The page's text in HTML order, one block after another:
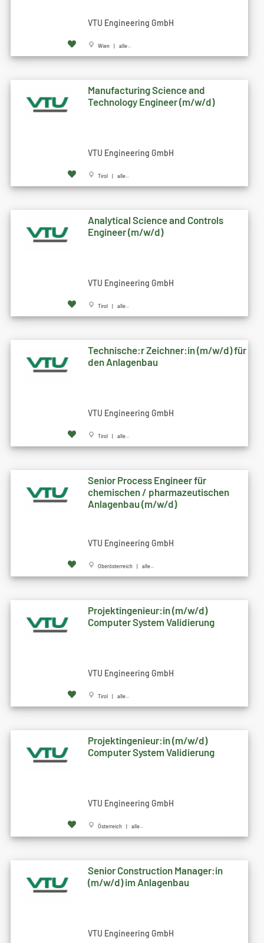
VTU Engineering GmbH
Wien | alle...
Manufacturing Science and
Technology Engineer (m/w/d)
VTU Engineering GmbH
Tirol | alle...
Analytical Science and Controls
Engineer (m/w/d)
VTU Engineering GmbH
Tirol | alle...
Technische:r Zeichner:in (m/w/d) für
den Anlagenbau
VTU Engineering GmbH
Tirol | alle...
Senior Process Engineer für
chemischen / pharmazeutischen
Anlagenbau (m/w/d)
VTU Engineering GmbH
Oberösterreich | alle...
Projektingenieur:in (m/w/d)
Computer System Validierung
VTU Engineering GmbH
Tirol | alle...
Projektingenieur:in (m/w/d)
Computer System Validierung
VTU Engineering GmbH
Österreich | alle...
Senior Construction Manager:in
(m/w/d) im Anlagenbau
VTU Engineering GmbH